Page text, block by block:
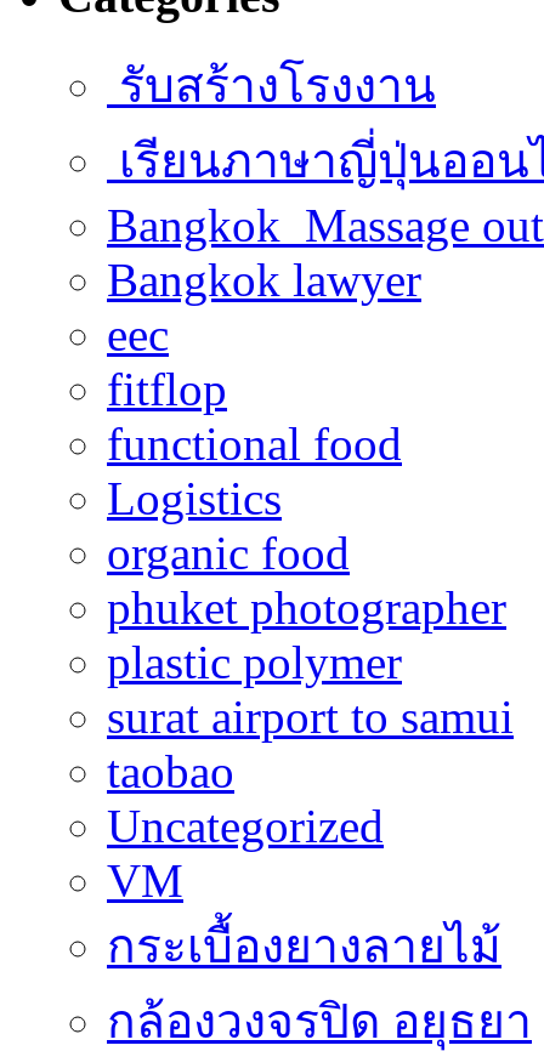
รับสร้างโรงงาน
เรียนภาษาญี่ปุ่นออน
Bangkok Massage
Bangkok lawyer
eec
fitflop
functional food
Logistics
organic food
phuket photographer
plastic polymer
surat airport to samui
taobao
Uncategorized
VM
กระเบื้องยางลายไม้
กล้องวงจรปิด อยุธยา